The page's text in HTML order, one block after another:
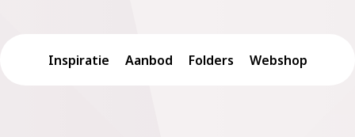
Inspiratie Aanbod Folders Webshop